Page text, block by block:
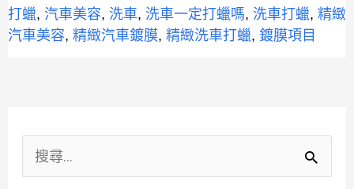
汽
車
打蠟, 汽車美容, 洗車, 洗車一定打蠟嗎, 洗車打蠟, 精緻
汽車美容, 精緻汽車鍍膜, 精緻洗車打蠟, 鍍膜項目